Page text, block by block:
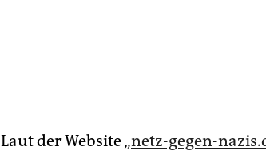
Laut der Website „netz-gegen-